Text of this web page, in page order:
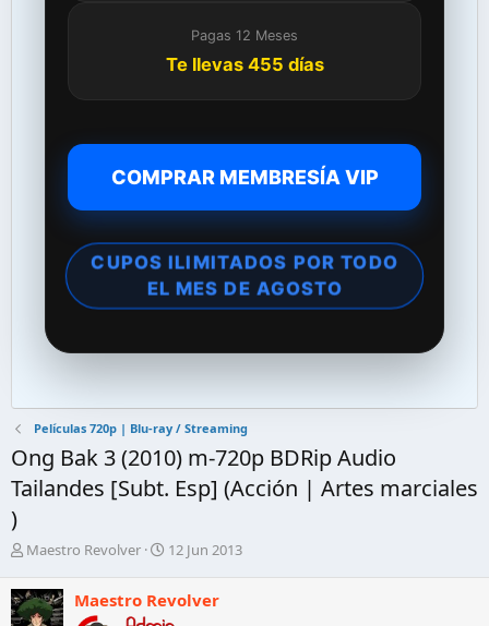
Pagas 12 Meses
Te llevas 455 días
COMPRAR MEMBRESÍA VIP
CUPOS ILIMITADOS POR TODO
EL MES DE AGOSTO
Películas 720p | Blu-ray / Streaming
Ong Bak 3 (2010) m-720p BDRip Audio
Tailandes [Subt. Esp] (Acción | Artes marciales
)
A
t
o
Maestro Revolver
F
h
12 Jun 2013
Maestro Revolver